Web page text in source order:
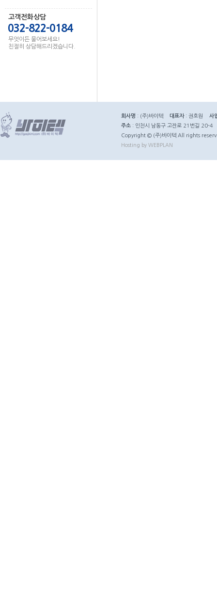
고객전화상담
032-822-0184
무엇이든 물어보세요!
친절히 상담해드리겠습니다.
회사명 : (주)바이텍 대표자: 권호원
사
주소 : 인천시 남동구 고잔로 21번길 20-4
Copyright © (주)바이텍 All rights
Hosting by WEBPLAN